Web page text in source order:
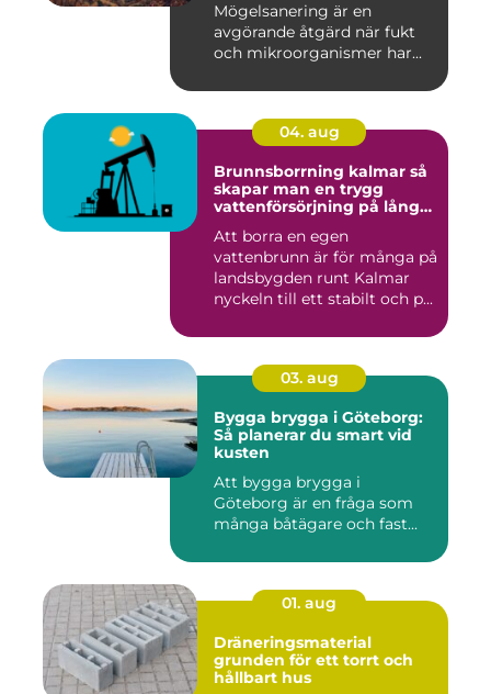
Mögelsanering är en
avgörande åtgärd när fukt
och mikroorganismer har...
04. aug
Brunnsborrning kalmar så
skapar man en trygg
vattenförsörjning på lång
Att borra en egen
vattenbrunn är för många på
landsbygden runt Kalmar
nyckeln till ett stabilt och p...
03. aug
Bygga brygga i Göteborg:
Så planerar du smart vid
kusten
Att bygga brygga i
Göteborg är en fråga som
många båtägare och fast...
01. aug
Dräneringsmaterial
grunden för ett torrt och
hållbart hus